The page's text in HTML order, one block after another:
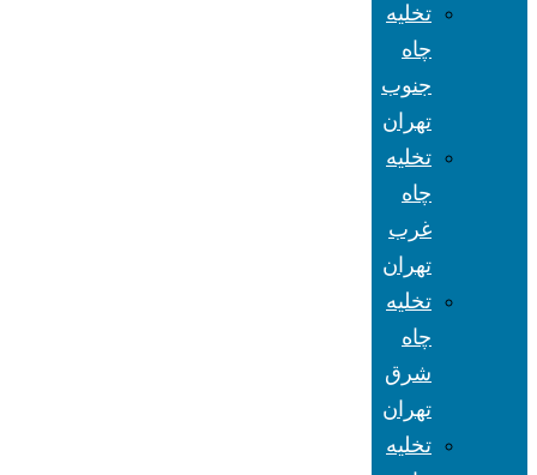
تخلیه
چاه
جنوب
تهران
تخلیه
چاه
غرب
تهران
تخلیه
چاه
شرق
تهران
تخلیه